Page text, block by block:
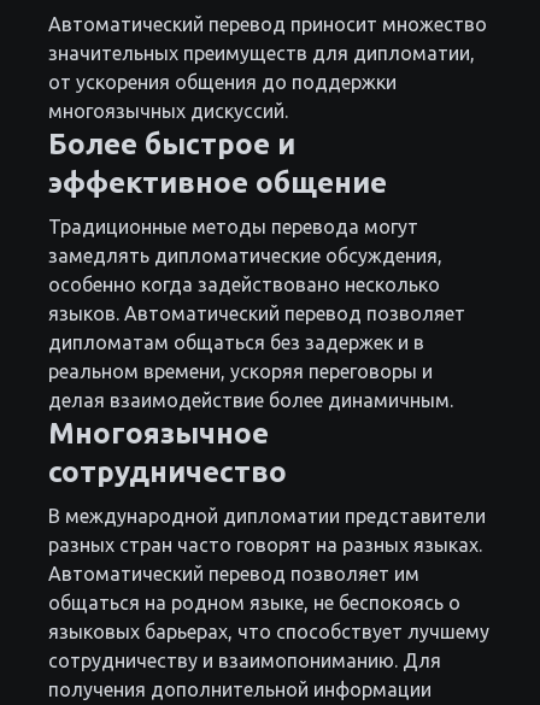
Автоматический перевод приносит множество
значительных преимуществ для дипломатии,
от ускорения общения до поддержки
многоязычных дискуссий.
Более быстрое и
эффективное общение
Традиционные методы перевода могут
замедлять дипломатические обсуждения,
особенно когда задействовано несколько
языков. Автоматический перевод позволяет
дипломатам общаться без задержек и в
реальном времени, ускоряя переговоры и
делая взаимодействие более динамичным.
Многоязычное
сотрудничество
В международной дипломатии представители
разных стран часто говорят на разных языках.
Автоматический перевод позволяет им
общаться на родном языке, не беспокоясь о
языковых барьерах, что способствует лучшему
сотрудничеству и взаимопониманию. Для
получения дополнительной информации